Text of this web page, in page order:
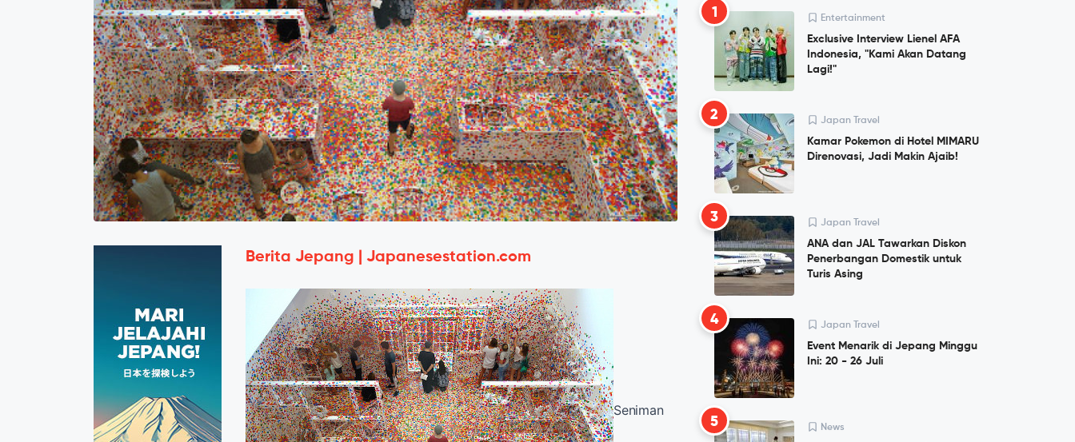
Berita Jepang | Japanesestation.com
Seniman
1 Entertainment
Exclusive Interview Lienel AFA
Indonesia, "Kami Akan Datang
Lagi!"
2 Japan Travel
Kamar Pokemon di Hotel MIMARU
Direnovasi, Jadi Makin Ajaib!
3 Japan Travel
ANA dan JAL Tawarkan Diskon
Penerbangan Domestik untuk
Turis Asing
4 Japan Travel
Event Menarik di Jepang Minggu
Ini: 20 - 26 Juli
5 News